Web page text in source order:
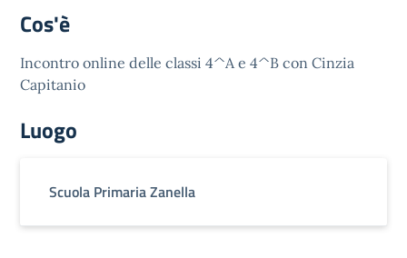
Cos'è
Incontro online delle classi 4^A e 4^B con Cinzia
Capitanio
Luogo
Scuola Primaria Zanella